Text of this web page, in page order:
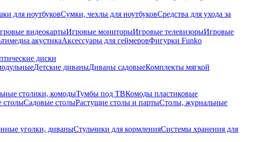
для ноутбуковСумки, чехлы для ноутбуковСредства для ухода за
видеокартыИгровые мониторыИгровые телевизорыИгровые
акустикаАксессуары для геймеровФигурки Funko
диски
Детские диваныДиваны садовыеКомплекты мягкой
столики, комодыТумбы под ТВКомоды пластиковые
столыСадовые столыРастущие столы и партыСтолы, журнальные
уголки, диваныСтульчики для кормленияСистемы хранения для